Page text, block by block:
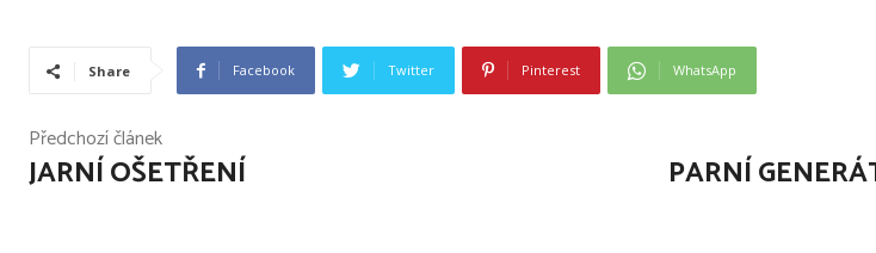
Share Facebook Twitter Pinterest WhatsApp
Předchozí článek
JARNÍ OŠETŘENÍ PARNÍ